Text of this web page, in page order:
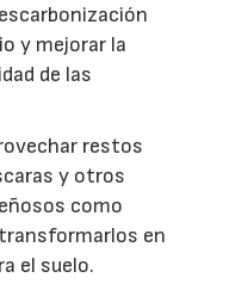
y mejorar la
de las
restos
y otros
como
en
el suelo.